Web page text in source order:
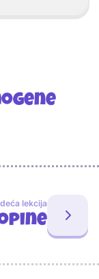
lekcija